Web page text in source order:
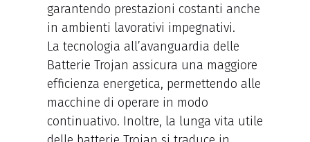
garantendo prestazioni costanti anche
in ambienti lavorativi impegnativi.
La tecnologia all’avanguardia delle
Batterie Trojan assicura una maggiore
efficienza energetica, permettendo alle
macchine di operare in modo
continuativo. Inoltre, la lunga vita utile